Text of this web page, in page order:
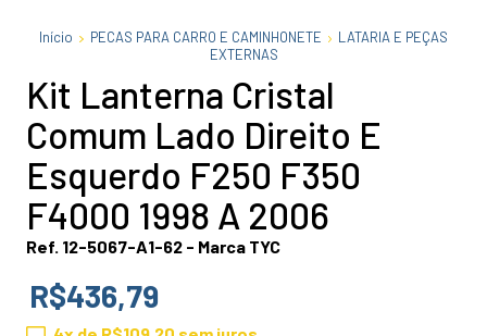
Início PECAS PARA CARRO E CAMINHONETE
LATARIA E PEÇAS
EXTERNAS
Kit Lanterna Cristal
Comum Lado Direito E
Esquerdo F250 F350
F4000 1998 A 2006
Ref. 12-5067-A1-62 - Marca TYC
R$436,79